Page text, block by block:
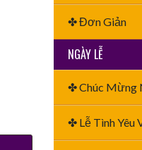
✤ Đơn Giản
NGÀY LỄ
✤ Chúc Mừng
✤ Lễ Tình Yêu